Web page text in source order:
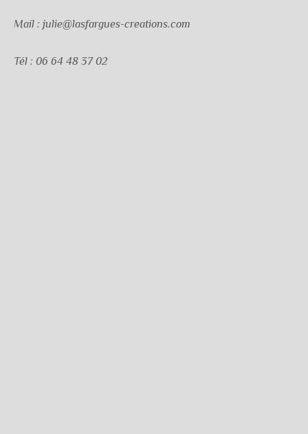
Mail : julie@lasfargues-creations.com
Tél : 06 64 48 37 02